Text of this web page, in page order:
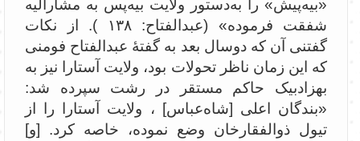
«بیه‌پیش» را به‌دستور ولایت بیه‌پس به مشارالیه
شفقت فرموده» (عبدالفتاح: ۱۳۸ ). از نکات
گفتنی آن که دوسال بعد به گفتۀ عبدالفتاح فومنی
که این زمان ناظر تحولات بود، ولایت آستارا نیز به
بهزادبیک حاکم مستقر در رشت سپرده شد:
«‌بندگان اعلی [شاه‌عباس] ، ولایت آستارا را از
تیول ذوالفقارخان وضع نموده، خاصه کرد. [و]